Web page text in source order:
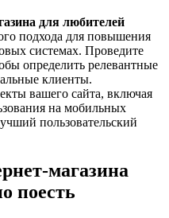
для любителей
подхода для повышения
системах. Проведите
определить релевантные
клиенты.
вашего сайта, включая
на мобильных
пользовательский
магазина
поесть